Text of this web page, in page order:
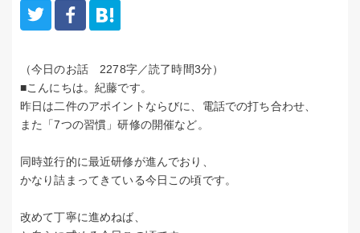
（今日のお話 2278字／読了時間3分）
■こんにちは。紀藤です。
昨日は二件のアポイントならびに、電話での打ち合わせ、
また「7つの習慣」研修の開催など。
同時並行的に最近研修が進んでおり、
かなり詰まってきている今日この頃です。
改めて丁寧に進めねば、